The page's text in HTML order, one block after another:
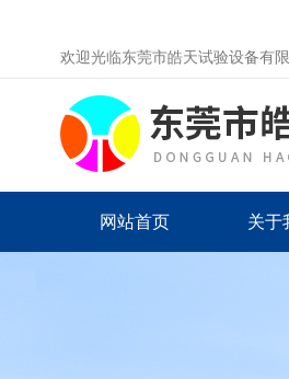
欢迎光临东莞市皓天试验设备有
网站首页 关于